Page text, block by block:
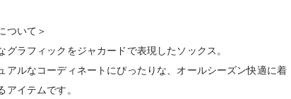
ついて＞
グラフィックをジャカードで表現したソックス。
アルなコーディネートにぴったりな、オールシーズン快適に着
アイテムです。